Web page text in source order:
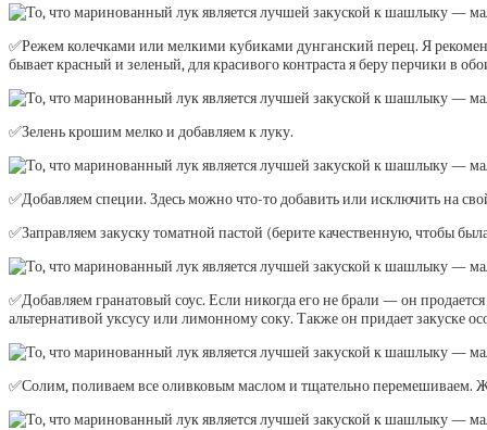
✅Режем колечками или мелкими кубиками дунганский перец. Я
бывает красный и зеленый, для красивого контраста я беру перчики в
✅Зелень крошим мелко и добавляем к луку.
✅Добавляем специи. Здесь можно что-то добавить или исключить на
✅Заправляем закуску томатной пастой (берите качественную, чтобы
✅Добавляем гранатовый соус. Если никогда его не брали — он
альтернативой уксусу или лимонному соку. Также он придает закуске
✅Солим, поливаем все оливковым маслом и тщательно перемешиваем.